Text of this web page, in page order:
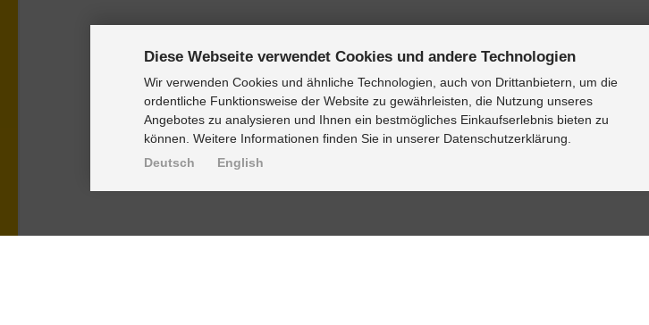
Diese Webseite verwendet Cookies und andere Technologien
Wir verwenden Cookies und ähnliche Technologien, auch von Drittanbietern, um die
ordentliche Funktionsweise der Website zu gewährleisten, die Nutzung unseres
Angebotes zu analysieren und Ihnen ein bestmögliches Einkaufserlebnis bieten zu
können. Weitere Informationen finden Sie in unserer Datenschutzerklärung.
Deutsch English